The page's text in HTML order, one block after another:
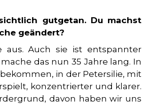
gutgetan. Du machst
geändert?
Auch sie ist entspannter
das nun 35 Jahre lang. In
in der Petersilie, mit
konzentrierter und klarer.
davon haben wir uns